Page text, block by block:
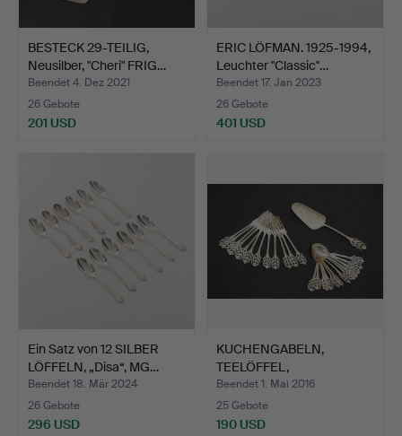
BESTECK 29-TEILIG,
Neusilber, "Cheri" FRIG…
Beendet 4. Dez 2021
26 Gebote
201 USD
ERIC LÖFMAN. 1925-1994,
Leuchter "Classic"…
Beendet 17. Jan 2023
26 Gebote
401 USD
Ein Satz von 12 SILBER
LÖFFELN, „Disa“, MG…
Beendet 18. Mär 2024
26 Gebote
296 USD
KUCHENGABELN,
TEELÖFFEL,
KUCHENSPAUL, 25 S…
Beendet 1. Mai 2016
25 Gebote
190 USD